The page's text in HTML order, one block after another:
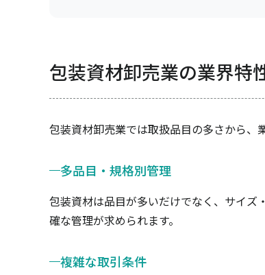
包装資材卸売業の業界特
包装資材卸売業では取扱品目の多さから、
多品目・規格別管理
包装資材は品目が多いだけでなく、サイ
確な管理が求められます。
複雑な取引条件